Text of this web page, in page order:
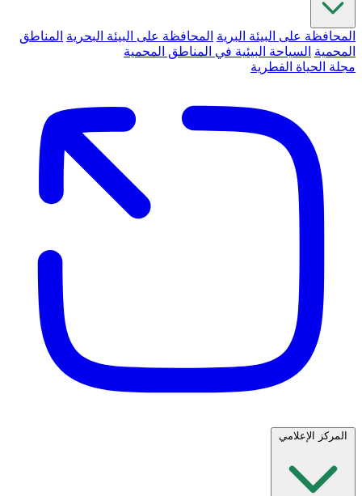
المحافظة على البيئة البرية المحافظة على البيئة البحرية المناطق
المحمية السياحة البيئية في المناطق المحمية
مجلة الحياة الفطرية
المركز الإعلامي